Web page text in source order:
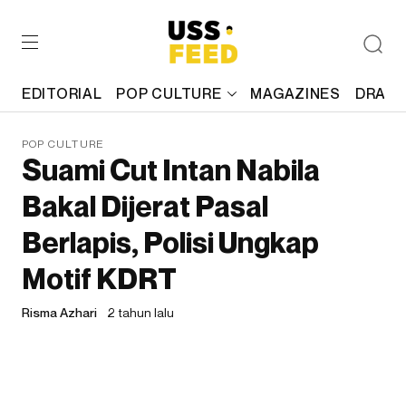
EDITORIAL POP CULTURE MAGAZINES
POP CULTURE
Suami Cut Intan Nabila
Bakal Dijerat Pasal
Berlapis, Polisi Ungkap
Motif KDRT
Risma Azhari 2 tahun lalu